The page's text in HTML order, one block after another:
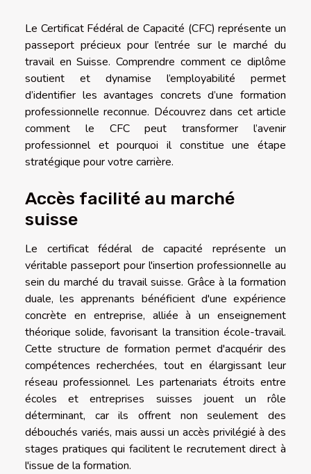
Le Certificat Fédéral de Capacité (CFC) représente un
passeport précieux pour l’entrée sur le marché du
travail en Suisse. Comprendre comment ce diplôme
soutient et dynamise l’employabilité permet
d’identifier les avantages concrets d’une formation
professionnelle reconnue. Découvrez dans cet article
comment le CFC peut transformer l’avenir
professionnel et pourquoi il constitue une étape
stratégique pour votre carrière.
Accès facilité au marché
suisse
Le certificat fédéral de capacité représente un
véritable passeport pour l'insertion professionnelle au
sein du marché du travail suisse. Grâce à la formation
duale, les apprenants bénéficient d'une expérience
concrète en entreprise, alliée à un enseignement
théorique solide, favorisant la transition école-travail.
Cette structure de formation permet d'acquérir des
compétences recherchées, tout en élargissant leur
réseau professionnel. Les partenariats étroits entre
écoles et entreprises suisses jouent un rôle
déterminant, car ils offrent non seulement des
débouchés variés, mais aussi un accès privilégié à des
stages pratiques qui facilitent le recrutement direct à
l'issue de la formation.